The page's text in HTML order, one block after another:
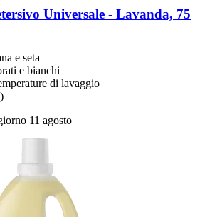
Universale -​ Lavanda, 75
e seta
e bianchi
di lavaggio
11 agosto